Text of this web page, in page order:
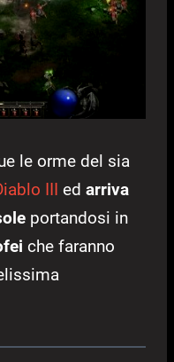
le orme del sia
III ed arriva
portandosi in
che faranno